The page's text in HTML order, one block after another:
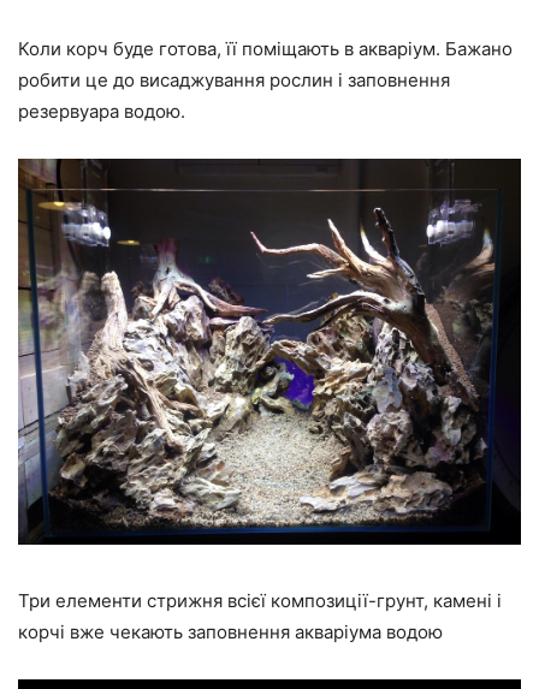
Коли корч буде готова, її поміщають в акваріум. Бажано
робити це до висаджування рослин і заповнення
резервуара водою.
Три елементи стрижня всієї композиції-грунт, камені і
корчі вже чекають заповнення акваріума водою